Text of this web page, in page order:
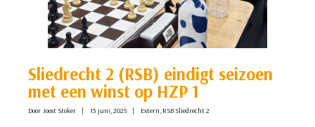
Sliedrecht 2 (RSB) eindigt seizoen
met een winst op HZP 1
Door Joost Stoker 13 juni, 2025 Extern, RSB Sliedrecht 2